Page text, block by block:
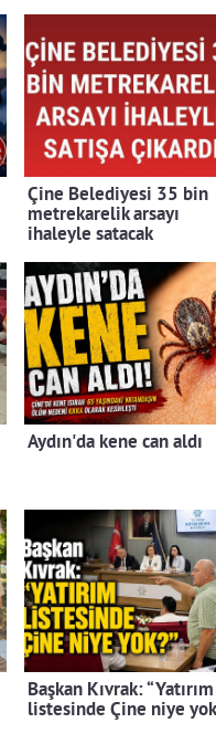
Çine Belediyesi 35 bin
metrekarelik arsayı
ihaleyle satacak
Aydın'da kene can aldı
Başkan Kıvrak: “Yatırım
listesinde Çine niye